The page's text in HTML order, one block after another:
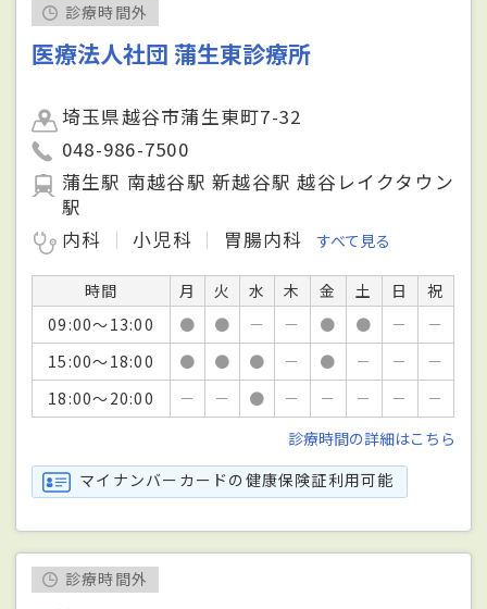
診療時間外
医療法人社団 蒲生東診療所
埼玉県越谷市蒲生東町7-32
048-986-7500
蒲生駅 南越谷駅 新越谷駅 越谷レイクタウン
駅
内科
小児科 胃腸内科 すべて見る
時間 月 火 水 木 金 土 日
祝
09:00～13:00
● ● － － ● ● －
－
15:00～18:00
● ● ● － ● － －
－
18:00～20:00
－ － ● － － － －
－
診療時間の詳細はこちら
マイナンバーカードの健康保険証利用可能
診療時間外